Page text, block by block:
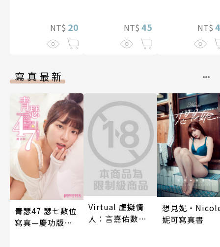
NT$ 20
續絕頂升天一個
月(第15話)
NT$ 45 NT$
寫真最新
青瑟47 瑟七數位
寫真—慶功版
Virtual 虛擬情
人：言嘉佑數位
想見妮
妮可寫真書